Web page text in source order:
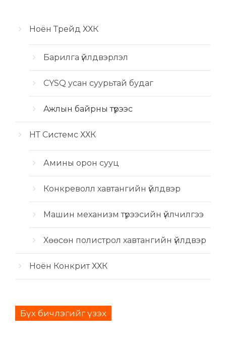
Ноён Трейд ХХК
Барилга үйлдвэрлэл
CYSQ усан суурьтай будаг
Ажлын байрны түрээс
НТ Системс ХХК
Амины орон сууц
Конкреволл хавтангийн үйлдвэр
Машин механизм түрээсийн үйлчилгээ
Хөөсөн полистрол хавтангийн үйлдвэр
Ноён Конкрит ХХК
Бүх бичлэгийг үзэх